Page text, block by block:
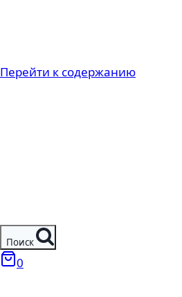
Перейти к содержанию
Поиск
0